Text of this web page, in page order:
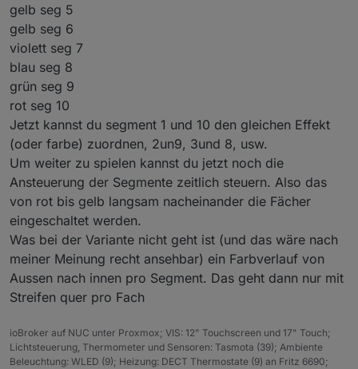
gelb seg 5
gelb seg 6
violett seg 7
blau seg 8
grün seg 9
rot seg 10
Jetzt kannst du segment 1 und 10 den gleichen Effekt
(oder farbe) zuordnen, 2un9, 3und 8, usw.
Um weiter zu spielen kannst du jetzt noch die
Ansteuerung der Segmente zeitlich steuern. Also das
von rot bis gelb langsam nacheinander die Fächer
eingeschaltet werden.
Was bei der Variante nicht geht ist (und das wäre nach
meiner Meinung recht ansehbar) ein Farbverlauf von
Aussen nach innen pro Segment. Das geht dann nur mit
Streifen quer pro Fach
ioBroker auf NUC unter Proxmox; VIS: 12" Touchscreen und 17" Touch;
Lichtsteuerung, Thermometer und Sensoren: Tasmota (39); Ambiente
Beleuchtung: WLED (9); Heizung: DECT Thermostate (9) an Fritz 6690;